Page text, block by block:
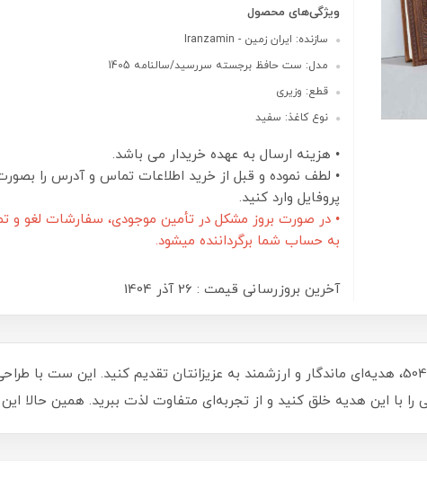
ویژگی‌های محصول
سازنده: ایران زمین - Iranzamin
مدل: ست حافظ برجسته سررسید/سالنامه 1405
قطع: وزیری
نوع کاغذ: سفید
• هزینه ارسال به عهده خریدار می باشد.
• لطف نموده و قبل از خرید اطلاعات تماس و آدرس را
پروفایل وارد کنید.
• در صورت بروز مشکل در تأمین موجودی، سفارشات لغو و
به حساب شما برگرداننده میشود.
آخرین بروزرسانی قیمت : 26 آذر 1404
با ست حافظ و سررسید برجسته 1405 کد 50401، هدیه‌ای ماندگار و ارزشمند به عزیزانتان تقدیم
را با این هدیه خلق کنید و از تجربه‌ای متفاوت لذت ببرید. همین حالا